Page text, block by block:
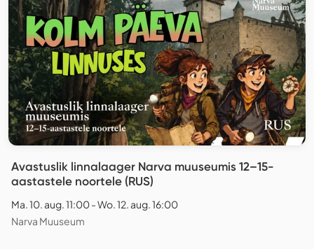
Avastuslik linnalaager Narva muuseumis 12–15-
aastastele noortele (RUS)
Ma. 10. aug. 11:00 - Wo. 12. aug. 16:00
Narva Muuseum